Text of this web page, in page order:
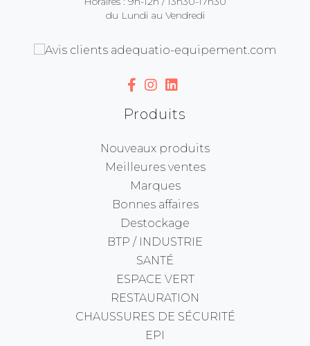
du Lundi au Vendredi
Produits
Nouveaux produits
Meilleures ventes
Marques
Bonnes affaires
Destockage
BTP / INDUSTRIE
SANTÉ
ESPACE VERT
RESTAURATION
CHAUSSURES DE SÉCURITÉ
EPI